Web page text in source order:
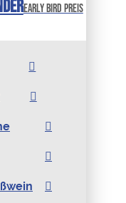
Early bird preis